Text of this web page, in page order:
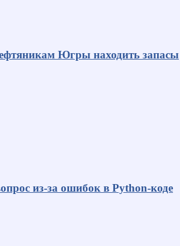
Югры находить запасы
из-за ошибок в Python-коде